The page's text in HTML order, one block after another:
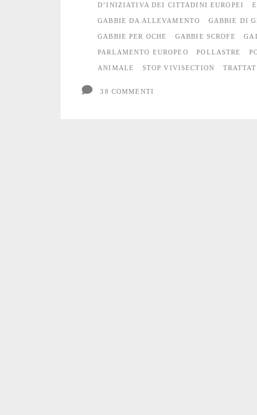
Age”
D’INIZIATIVA DEI CITTADINI EUROPEI
GABBIE DA ALLEVAMENTO GABBIE DI
GABBIE PER OCHE GABBIE SCROFE
PARLAMENTO EUROPEO POLLASTRE
ANIMALE STOP VIVISECTION
38 COMMENTI